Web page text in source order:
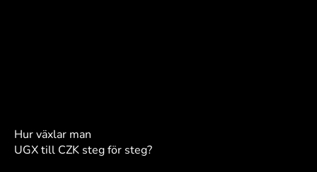
Hur växlar man
UGX till CZK steg för steg?